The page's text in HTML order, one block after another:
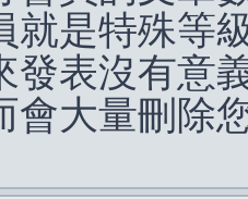
就是特殊等
發表沒有意
會大量刪除